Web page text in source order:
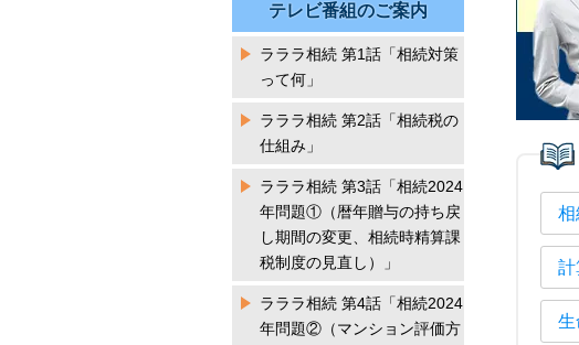
相
計
生
テレビ番組のご案内
ラララ相続 第1話「相続対策
って何」
ラララ相続 第2話「相続税の
仕組み」
ラララ相続 第3話「相続2024
年問題①（暦年贈与の持ち戻
し期間の変更、相続時精算課
税制度の見直し）」
ラララ相続 第4話「相続2024
年問題②（マンション評価方